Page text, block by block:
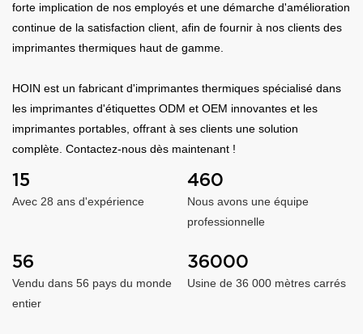
forte implication de nos employés et une démarche d'amélioration
continue de la satisfaction client, afin de fournir à nos clients des
imprimantes thermiques haut de gamme.
HOIN est un fabricant d'imprimantes thermiques spécialisé dans
les imprimantes d'étiquettes ODM et OEM innovantes et les
imprimantes portables, offrant à ses clients une solution
complète. Contactez-nous dès maintenant !
15
Avec 28 ans d'expérience
460
Nous avons une équipe
professionnelle
56
Vendu dans 56 pays du monde
entier
36000
Usine de 36 000 mètres carrés